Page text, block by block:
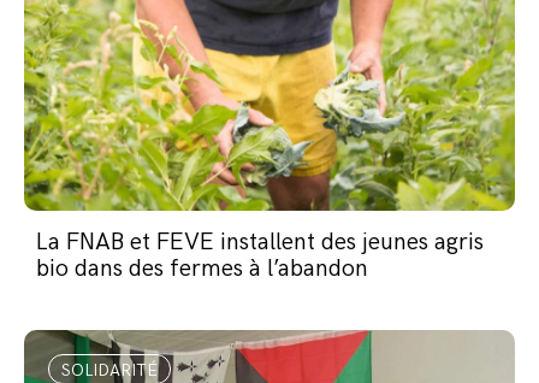
La FNAB et FEVE installent des jeunes agris
bio dans des fermes à l’abandon
SOLIDARITÉ